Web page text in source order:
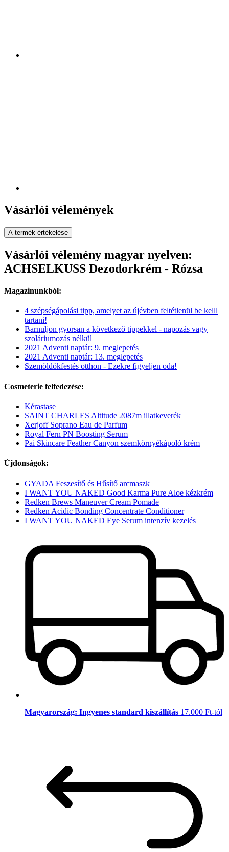
Vásárlói vélemények
A termék értékelése
Vásárlói vélemény magyar nyelven:
ACHSELKUSS Dezodorkrém - Rózsa
Magazinunkból:
4 szépségápolási tipp, amelyet az újévben feltétlenül be kelll
tartani!
Barnuljon gyorsan a következő tippekkel - napozás vagy
szoláriumozás nélkül
2021 Adventi naptár: 9. meglepetés
2021 Adventi naptár: 13. meglepetés
Szemöldökfestés otthon - Ezekre figyeljen oda!
Cosmeterie felfedezése:
Kérastase
SAINT CHARLES Altitude 2087m illatkeverék
Xerjoff Soprano Eau de Parfum
Royal Fern PN Boosting Serum
Pai Skincare Feather Canyon szemkörnyékápoló krém
Újdonságok:
GYADA Feszesítő és Hűsítő arcmaszk
I WANT YOU NAKED Good Karma Pure Aloe kézkrém
Redken Brews Maneuver Cream Pomade
Redken Acidic Bonding Concentrate Conditioner
I WANT YOU NAKED Eye Serum intenzív kezelés
Magyarország: Ingyenes standard kiszállítás 17.000 Ft-tól